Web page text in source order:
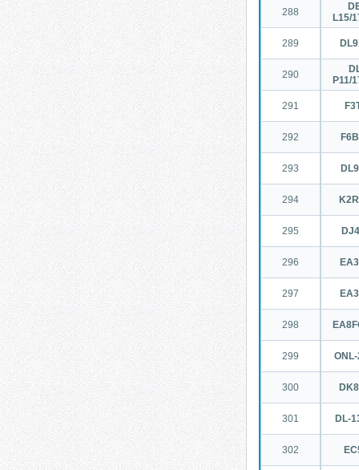
288
L15/
289
290
P11/
291
292
293
294
295
296
297
298
299
300
301 DL-
302